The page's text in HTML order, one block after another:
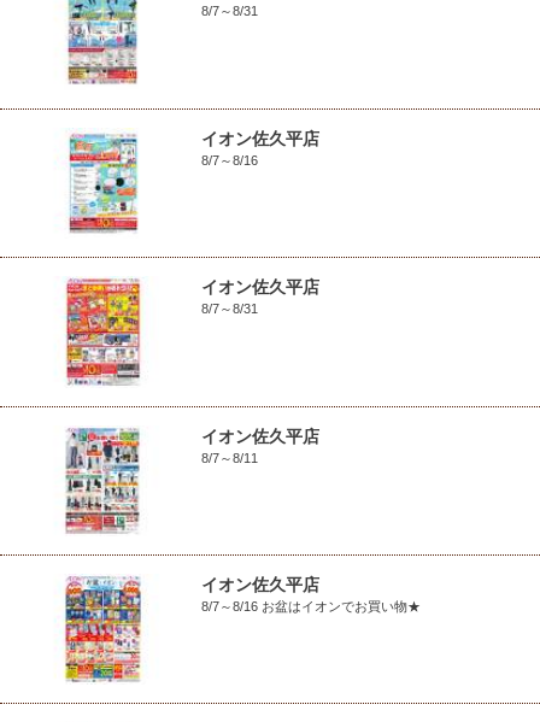
8/7～8/31
イオン佐久平店
8/7～8/16
イオン佐久平店
8/7～8/31
イオン佐久平店
8/7～8/11
イオン佐久平店
8/7～8/16 お盆はイオンでお買い物★